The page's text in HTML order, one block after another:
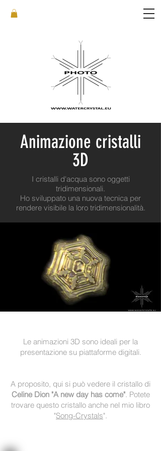
Animazione cristalli
3D
I cristalli d'acqua sono oggetti
tridimensionali.
Ho sviluppato una nuova tecnica per
rendere visibile la loro tridimensionalità.
Le animazioni 3D sono ideali per la
presentazione su piattaforme digitali.
A proposito, qui si può vedere il cristallo di
Celine Dion "A new day has come". Potete
trovare questo cristallo anche nel mio libro
"Song-Crystals".